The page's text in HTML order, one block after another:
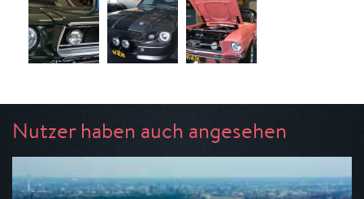
Nutzer haben auch angesehen